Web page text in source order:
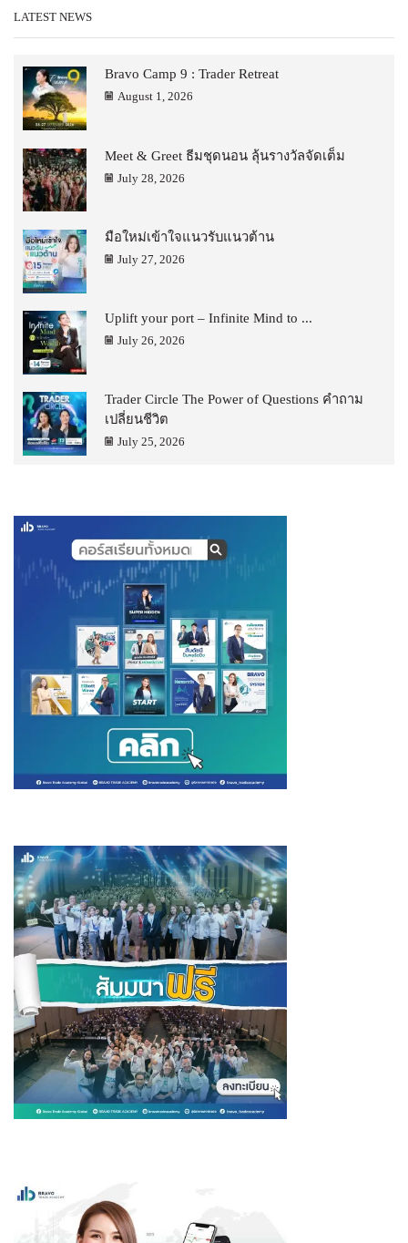
LATEST NEWS
Bravo Camp 9 : Trader Retreat
August 1, 2026
Meet & Greet ธีมชุดนอน ลุ้นรางวัลจัดเต็ม
July 28, 2026
มือใหม่เข้าใจแนวรับแนวต้าน
July 27, 2026
Uplift your port – Infinite Mind to ...
July 26, 2026
Trader Circle The Power of Questions คำถาม
เปลี่ยนชีวิต
July 25, 2026